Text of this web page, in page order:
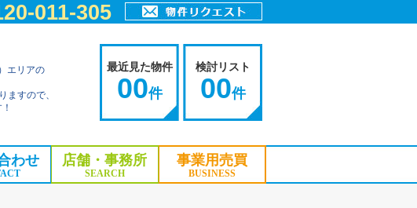
011-305
エリアの
ますので、
最近見た物件
00件
検討リスト
00件
わせ 店舗・事務所
SEARCH
事業用売買
BUSINESS